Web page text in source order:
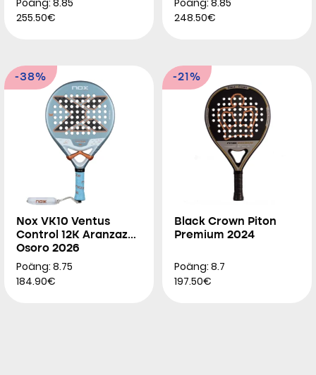
Poäng: 8.85
255.50€
Poäng: 8.85
248.50€
-38%
Nox VK10 Ventus
Control 12K Aranzazu
Osoro 2026
Poäng: 8.75
184.90€
-21%
Black Crown Piton
Premium 2024
Poäng: 8.7
197.50€